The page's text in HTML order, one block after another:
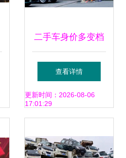
二手车身价多变档
案难查，买卖双方
两头害怕
查看详情
更新时间：2026-08-06
17:01:29